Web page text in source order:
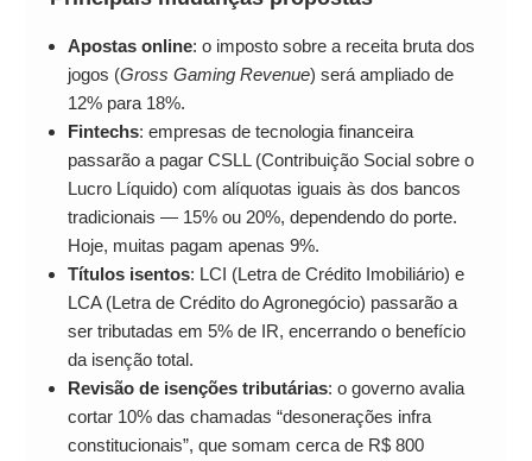
Apostas online: o imposto sobre a receita bruta dos
jogos (Gross Gaming Revenue) será ampliado de
12% para 18%.
Fintechs: empresas de tecnologia financeira
passarão a pagar CSLL (Contribuição Social sobre o
Lucro Líquido) com alíquotas iguais às dos bancos
tradicionais — 15% ou 20%, dependendo do porte.
Hoje, muitas pagam apenas 9%.
Títulos isentos: LCI (Letra de Crédito Imobiliário) e
LCA (Letra de Crédito do Agronegócio) passarão a
ser tributadas em 5% de IR, encerrando o benefício
da isenção total.
Revisão de isenções tributárias: o governo avalia
cortar 10% das chamadas “desonerações infra
constitucionais”, que somam cerca de R$ 800